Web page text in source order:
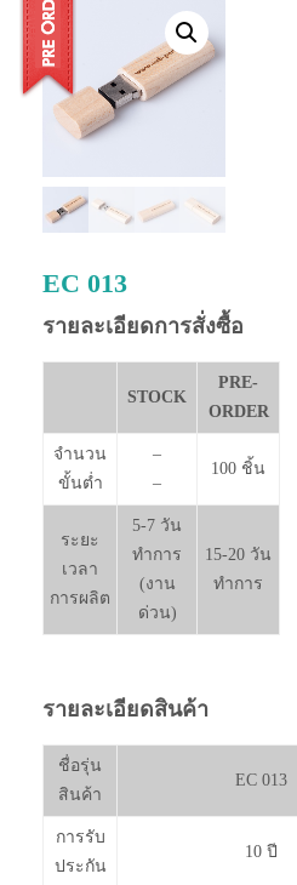
EC 013
รายละเอียดการสั่งซื้อ
STOCK
PRE-
ORDER
จำนวน
ขั้นต่ำ
–
–
100 ชิ้น
ระยะ
เวลา
การผลิต
5-7 วัน
ทำการ
(งาน
ด่วน)
15-20 วัน
ทำการ
รายละเอียดสินค้า
ชื่อรุ่น
สินค้า
EC 013
การรับ
ประกัน
10 ปี